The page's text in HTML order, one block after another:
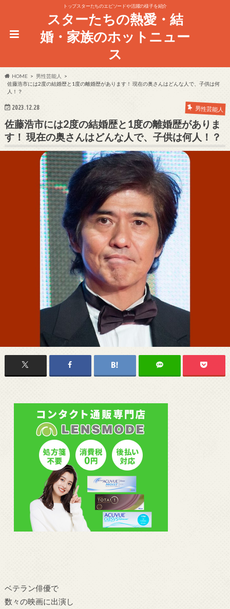
トップスターたちのエピソードや活躍の様子を紹介
スターたちの熱愛・結
婚・家族のホットニュー
ス
HOME
男性芸能人
佐藤浩市には2度の結婚歴と1度の離婚歴があります！ 現在の奥さんはどんな人で、子供は何
人！？
2023.12.28 男性芸能人
佐藤浩市には2度の結婚歴と1度の離婚歴がありま
す！ 現在の奥さんはどんな人で、子供は何人！？
ベテラン俳優で
数々の映画に出演し